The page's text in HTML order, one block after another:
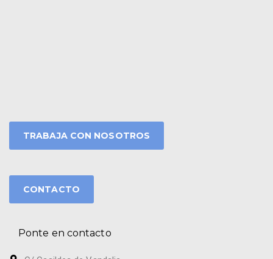
TRABAJA CON NOSOTROS
CONTACTO
Ponte en contacto